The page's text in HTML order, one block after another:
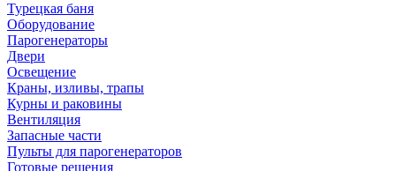
Турецкая баня
Оборудование
Парогенераторы
Двери
Освещение
Краны, изливы, трапы
Курны и раковины
Вентиляция
Запасные части
Пульты для парогенераторов
Готовые решения